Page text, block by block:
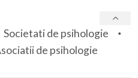
Societati de psihologie
de psihologie